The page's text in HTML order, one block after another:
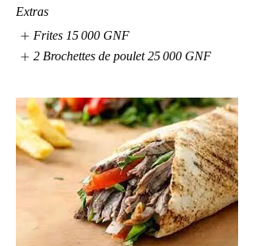
Extras
Frites 15 000 GNF
2 Brochettes de poulet 25 000 GNF